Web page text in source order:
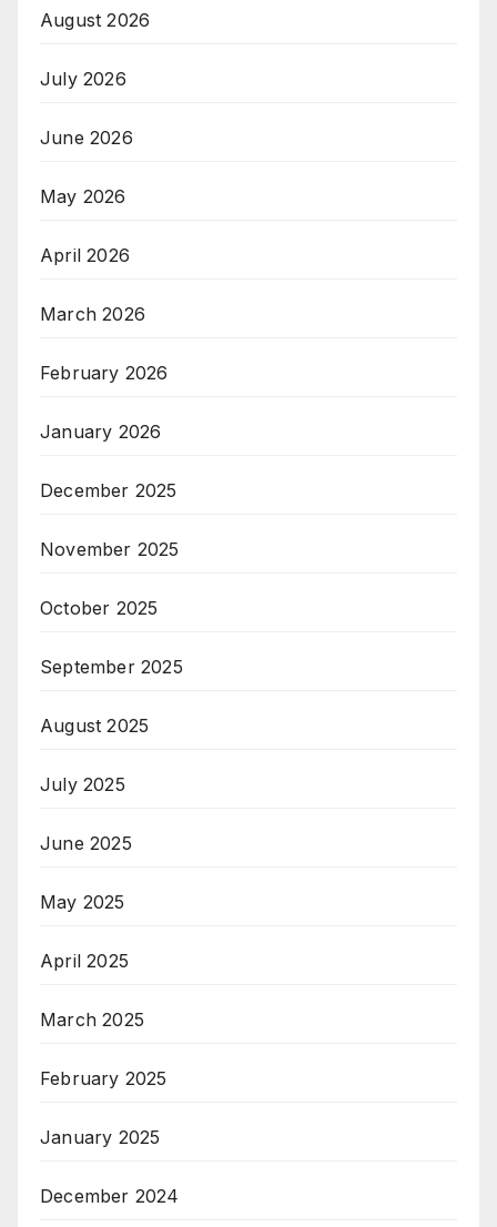
August 2026
July 2026
June 2026
May 2026
April 2026
March 2026
February 2026
January 2026
December 2025
November 2025
October 2025
September 2025
August 2025
July 2025
June 2025
May 2025
April 2025
March 2025
February 2025
January 2025
December 2024